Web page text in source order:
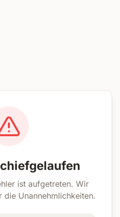
ist aufgetreten. Wir
die Unannehmlichkeiten.